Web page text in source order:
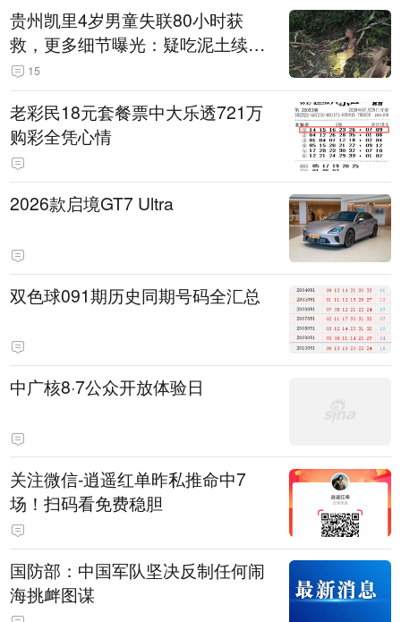
贵州凯里4岁男童失联80小时获
救，更多细节曝光：疑吃泥土续
命，搜救至20米附近错过多找3天
15
老彩民18元套餐票中大乐透721万
购彩全凭心情
2026款启境GT7 Ultra
双色球091期历史同期号码全汇总
中广核8·7公众开放体验日
关注微信-逍遥红单昨私推命中7
场！扫码看免费稳胆
国防部：中国军队坚决反制任何闹
海挑衅图谋